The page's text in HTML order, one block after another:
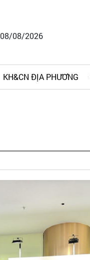
08/08/2026
KH&CN ĐỊA PHƯƠNG